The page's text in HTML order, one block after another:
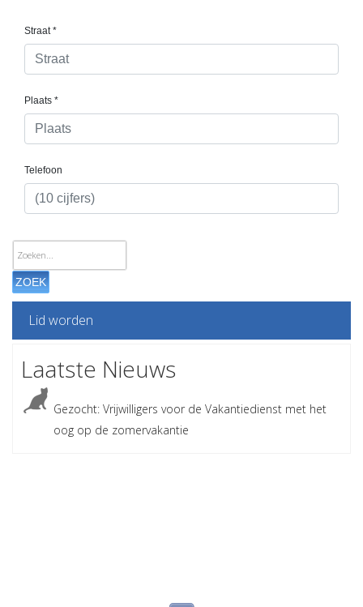
ZOEK
Lid worden
Laatste Nieuws
Gezocht: Vrijwilligers voor de Vakantiedienst met het
oog op de zomervakantie